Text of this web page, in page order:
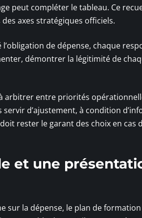
peut compléter le tableau. Ce
axes stratégiques officiels.
de dépense, chaque
démontrer la légitimité de
arbitrer entre priorités
d’ajustement, à condition
rester le garant des choix en cas
et une
sur la dépense, le plan de